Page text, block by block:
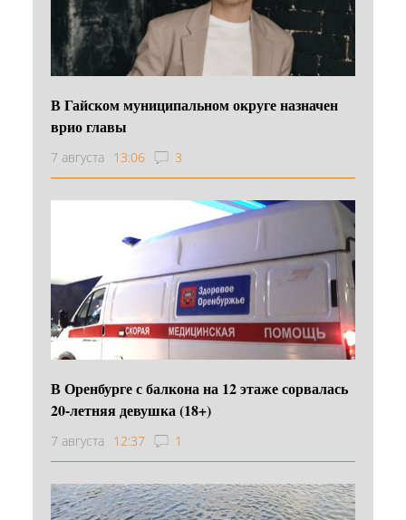
В Гайском муниципальном округе назначен
врио главы
7 августа 13:06 3
В Оренбурге с балкона на 12 этаже сорвалась
20-летняя девушка (18+)
7 августа 12:37 1